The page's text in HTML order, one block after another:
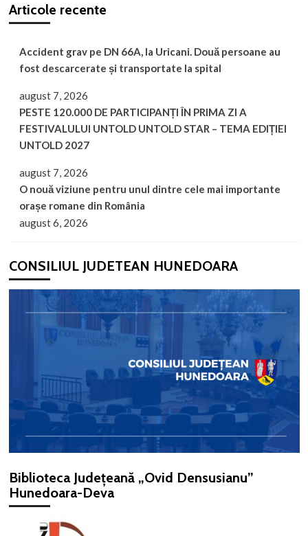
Articole recente
Accident grav pe DN 66A, la Uricani. Două persoane au
fost descarcerate și transportate la spital
august 7, 2026
PESTE 120.000 DE PARTICIPANȚI ÎN PRIMA ZI A
FESTIVALULUI UNTOLD UNTOLD STAR – TEMA EDIȚIEI
UNTOLD 2027
august 7, 2026
O nouă viziune pentru unul dintre cele mai importante
orașe romane din România
august 6, 2026
CONSILIUL JUDETEAN HUNEDOARA
Biblioteca Județeană „Ovid Densusianu”
Hunedoara-Deva